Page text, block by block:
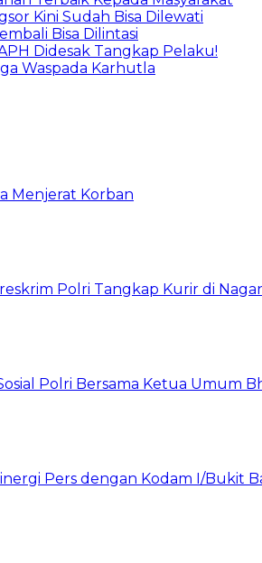
Kini Sudah Bisa Dilewati
Bisa Dilintasi
Didesak Tangkap Pelaku!
Waspada Karhutla
Menjerat Korban
Polri Tangkap Kurir di
Polri Bersama Ketua Umum
Pers dengan Kodam I/Bukit